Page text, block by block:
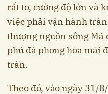
rất to, cường độ lớn và
việc phải vận hành
thượng nguồn sông Mã
phủ đá phong hóa mái
tràn.
Theo đó, vào ngày 31/